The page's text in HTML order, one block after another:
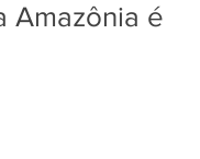
Amazônia é